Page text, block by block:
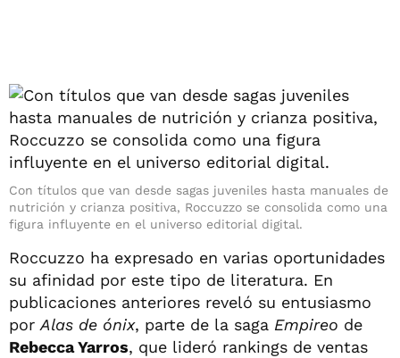
Con títulos que van desde sagas juveniles hasta manuales de
nutrición y crianza positiva, Roccuzzo se consolida como una
figura influyente en el universo editorial digital.
Roccuzzo ha expresado en varias oportunidades
su afinidad por este tipo de literatura. En
publicaciones anteriores reveló su entusiasmo
por Alas de ónix, parte de la saga Empireo de
Rebecca Yarros, que lideró rankings de ventas